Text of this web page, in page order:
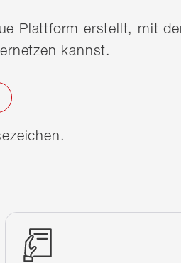
Plattform erstellt, mit
kannst.